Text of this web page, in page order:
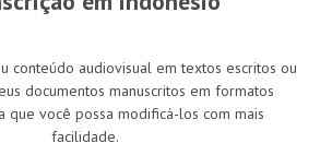
conteúdo audiovisual em textos escritos ou
documentos manuscritos em formatos
que você possa modificá-los com mais
facilidade.